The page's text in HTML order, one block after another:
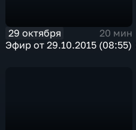
29 октября
20 мин
Эфир от 29.10.2015 (08:55)